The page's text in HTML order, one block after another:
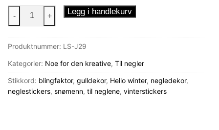
Neglestickers
Snødryss
- + Legg i handlekurv
Produktnummer: LS-J29
Kategorier: Noe for den kreative, Til negler
Stikkord: blingfaktor, gulldekor, Hello winter, negledekor,
neglestickers, snømenn, til neglene, vinterstickers